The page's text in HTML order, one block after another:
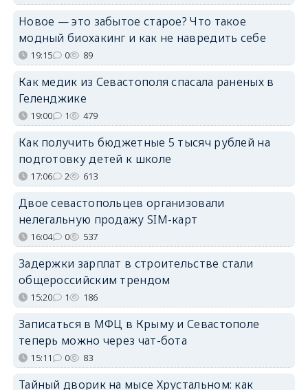
Новое — это забытое старое? Что такое
модный биохакинг и как не навредить себе
19:15 0 89
Как медик из Севастополя спасала раненых в
Геленджике
19:00 1 479
Как получить бюджетные 5 тысяч рублей на
подготовку детей к школе
17:06 2 613
Двое севастопольцев организовали
нелегальную продажу SIM-карт
16:04 0 537
Задержки зарплат в строительстве стали
общероссийским трендом
15:20 1 186
Записаться в МФЦ в Крыму и Севастополе
теперь можно через чат-бота
15:11 0 83
Тайный дворик на мысе Хрустальном: как